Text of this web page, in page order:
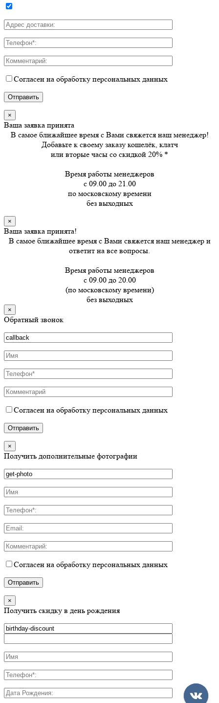
Согласен на обработку персональных данных
×
Ваша заявка принята
В самое ближайшее время с Вами свяжется наш менеджер!
Добавьте к своему заказу кошелёк, клатч
или вторые часы со скидкой 20% *
Время работы менеджеров
с 09.00 до 21.00
по московскому времени
без выходных
×
Ваша заявка принята!
В самое ближайшее время с Вами свяжется наш менеджер и
ответит на все вопросы.
Время работы менеджеров
с 09.00 до 20.00
(по московскому времени)
без выходных
×
Обратный звонок
Согласен на обработку персональных данных
×
Получить дополнительные фотографии
Согласен на обработку персональных данных
×
Получить скидку в день рождения